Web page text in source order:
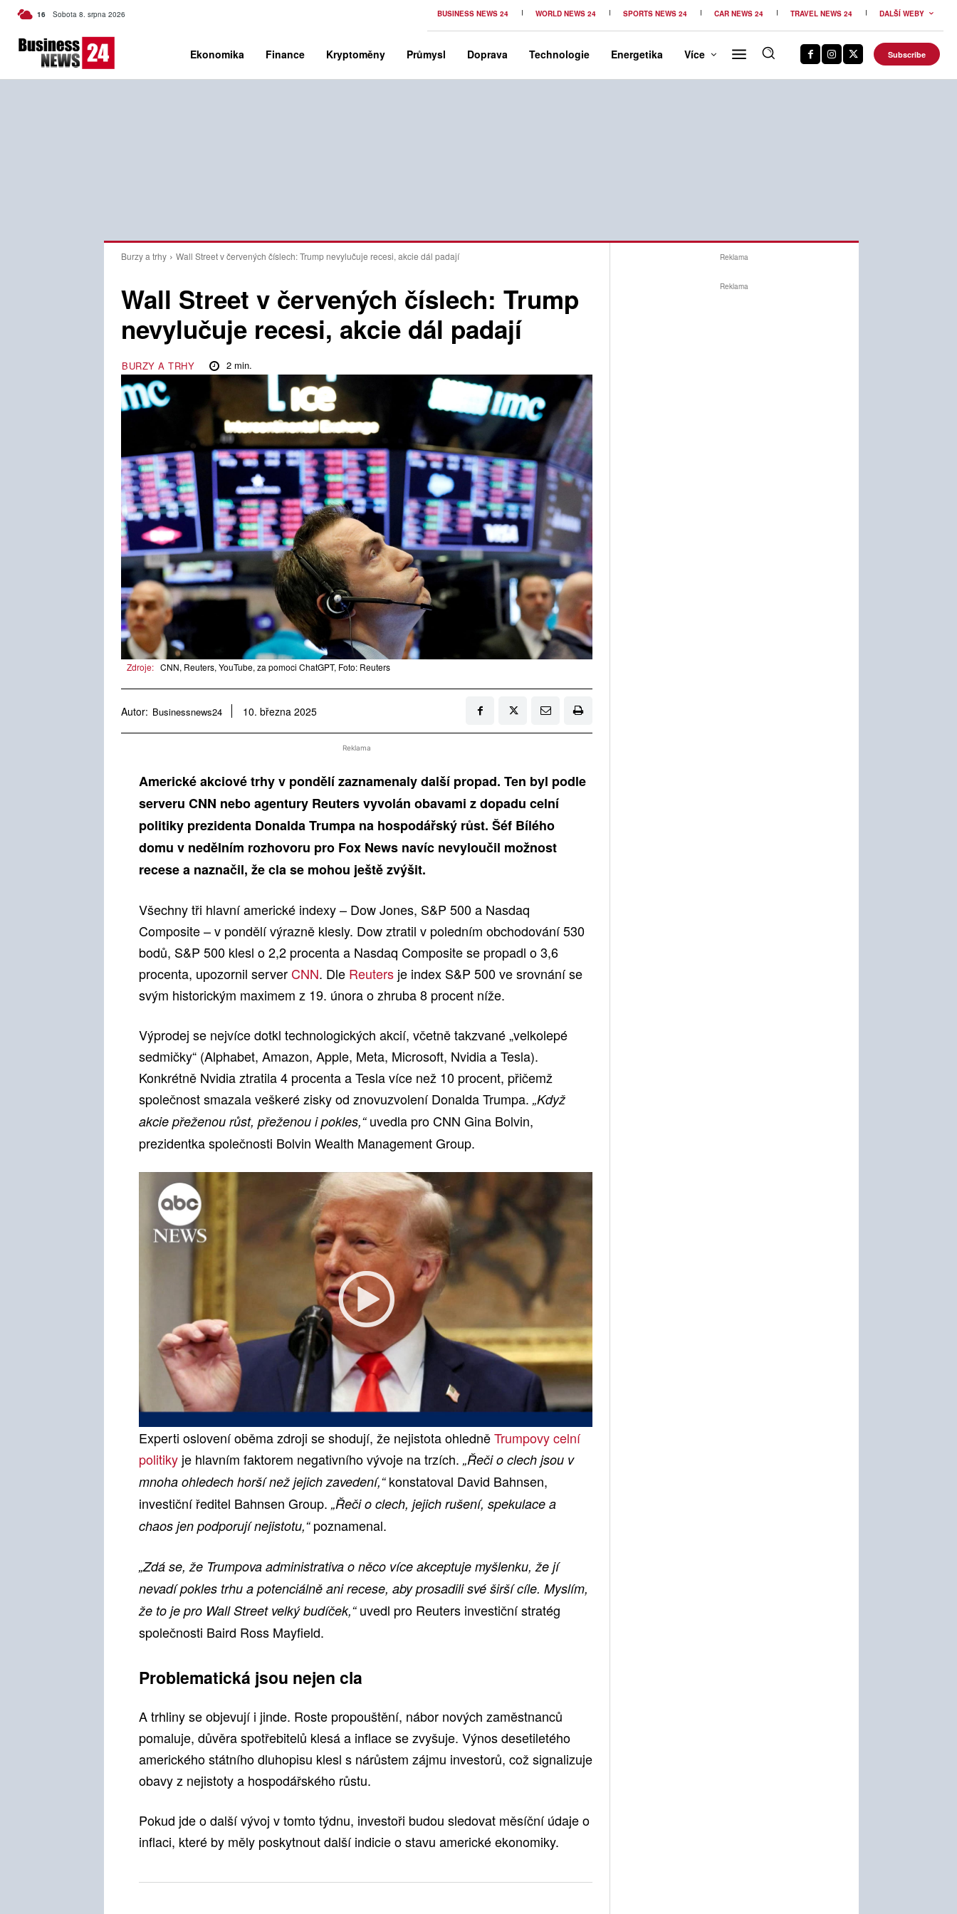
16 C Czech
Sobota 8. srpna 2026 BUSINESS NEWS 24 WORLD NEWS 24 SPORTS NEWS 24 CAR NEWS 24 TRAVEL NEWS 24 DALŠÍ WEBY
Ekonomika Finance Kryptoměny Průmysl Doprava Technologie Energetika Více Subscribe
Burzy a trhy Wall Street v červených číslech: Trump nevylučuje recesi, akcie dál padají
Wall Street v červených číslech: Trump
nevylučuje recesi, akcie dál padají
BURZY A TRHY 2 min.
Zdroje: CNN, Reuters, YouTube, za pomoci ChatGPT, Foto: Reuters
Autor: Businessnews24 10. března 2025
Reklama
Americké akciové trhy v pondělí zaznamenaly další propad. Ten byl podle
serveru CNN nebo agentury Reuters vyvolán obavami z dopadu celní
politiky prezidenta Donalda Trumpa na hospodářský růst. Šéf Bílého
domu v nedělním rozhovoru pro Fox News navíc nevyloučil možnost
recese a naznačil, že cla se mohou ještě zvýšit.
Všechny tři hlavní americké indexy – Dow Jones, S&P 500 a Nasdaq
Composite – v pondělí výrazně klesly. Dow ztratil v poledním obchodování 530
bodů, S&P 500 klesl o 2,2 procenta a Nasdaq Composite se propadl o 3,6
procenta, upozornil serverCNN. Dle Reuters je index S&P 500 ve srovnání se
svým historickým maximem z 19. února o zhruba 8 procent níže.
Výprodej se nejvíce dotkl technologických akcií, včetně takzvané „velkolepé
sedmičky“ (Alphabet, Amazon, Apple, Meta, Microsoft, Nvidia a Tesla).
Konkrétně Nvidia ztratila 4 procenta a Tesla více než 10 procent, přičemž
společnost smazala veškeré zisky od znovuzvolení Donalda Trumpa. „Když
akcie přeženou růst, přeženou i pokles,“uvedla pro CNN Gina Bolvin,
prezidentka společnosti Bolvin Wealth Management Group.
Experti oslovení oběma zdroji se shodují, že nejistota ohledněTrumpovy celní
politiky je hlavním faktorem negativního vývoje na trzích. „Řeči o clech jsou v
mnoha ohledech horší než jejich zavedení,“konstatoval David Bahnsen,
investiční ředitel Bahnsen Group. „Řeči o clech, jejich rušení, spekulace a
chaos jen podporují nejistotu,“poznamenal.
„Zdá se, že Trumpova administrativa o něco více akceptuje myšlenku, že jí
nevadí pokles trhu a potenciálně ani recese, aby prosadili své širší cíle. Myslím,
že to je pro Wall Street velký budíček,“uvedl pro Reuters investiční stratég
společnosti Baird Ross Mayfield.
Problematická jsou nejen cla
A trhliny se objevují i jinde. Roste propouštění, nábor nových zaměstnanců
pomaluje, důvěra spotřebitelů klesá a inflace se zvyšuje. Výnos desetiletého
amerického státního dluhopisu klesl s nárůstem zájmu investorů, což signalizuje
obavy z nejistoty a hospodářského růstu.
Pokud jde o další vývoj v tomto týdnu, investoři budou sledovat měsíční údaje o
inflaci, které by měly poskytnout další indicie o stavu americké ekonomiky.
Reklama
Reklama